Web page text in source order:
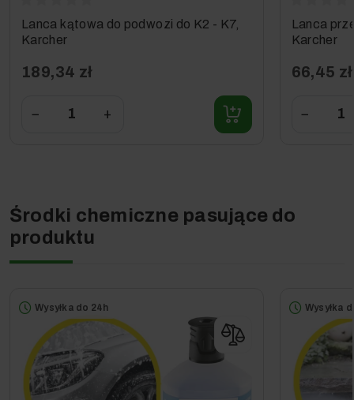
Lanca kątowa do podwozi do K2 - K7,
Karcher
189,34 zł
− +
Lanca
Karcher
66,45 zł
−
Środki chemiczne pasujące do
produktu
Wysyłka do 24h Wysyłka